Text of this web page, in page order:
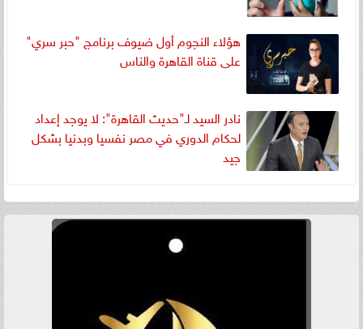
هؤلاء النجوم أول ضيوف برنامج "حبر سري"
على قناة القاهرة والناس
نادر السيد لـ"حديث القاهرة": لا يوجد إعداد
لحكام الدوري في مصر نفسيا وبدنيا بشكل
جيد